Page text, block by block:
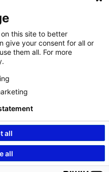
Living Norge SA 2026
this site to better
give your consent for all or
them all. For more
all
all